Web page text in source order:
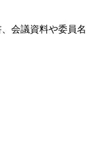
会議資料や委員名